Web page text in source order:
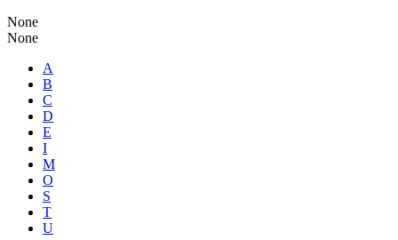
None
None
A
B
C
D
E
I
M
O
S
T
U